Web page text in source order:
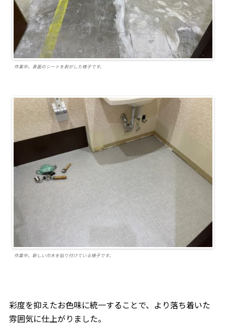
作業中。表面のシートを剥がした様子です。
作業中。新しい巾木を貼り付けている様子です。
彩度を抑えたお色味に統一することで、より落ち着いた
雰囲気に仕上がりました。